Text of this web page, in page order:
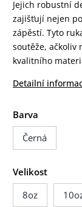
Jejich robustní
zajišťují nejen
zápěstí. Tyto
soutěže, ačkoliv
kvalitního
Detailní
Barva
Černá
Velikost
8oz